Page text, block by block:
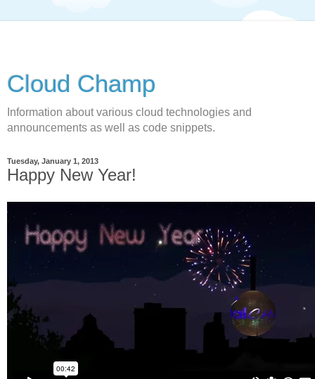
Cloud Champ
Information about various cloud technologies and
announcements as well as code snippets.
Tuesday, January 1, 2013
Happy New Year!